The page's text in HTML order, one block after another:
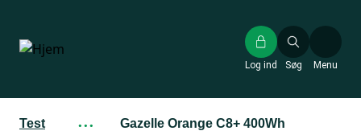
hovedindhold
Søg
Log ind Menu
Test ··· Gazelle Orange C8+ 400Wh